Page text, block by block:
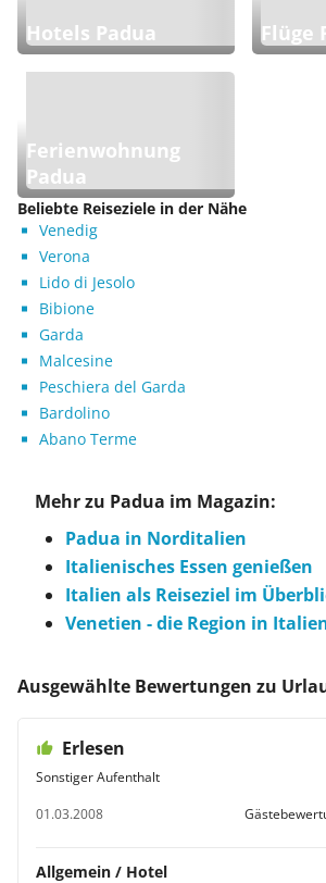
Hotels Padua Flüge
Ferienwohnung
Padua
Beliebte Reiseziele in der Nähe
Venedig
Verona
Lido di Jesolo
Bibione
Garda
Malcesine
Peschiera del Garda
Bardolino
Abano Terme
Mehr zu Padua im Magazin:
Padua in Norditalien
Italienisches Essen genießen
Italien als Reiseziel im
Venetien - die Region in
Ausgewählte Bewertungen zu
Erlesen
Sonstiger Aufenthalt
01.03.2008
Allgemein / Hotel